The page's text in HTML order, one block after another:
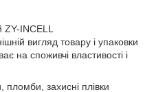
INCELL
вигляд товару і упаковки
на споживчі властивості і
пломби, захисні плівки